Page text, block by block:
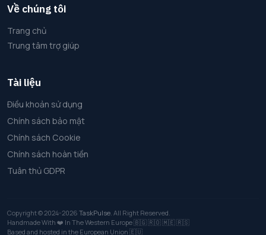
Về chúng tôi
Trang chủ
Trung tâm trợ giúp
Tài liệu
Điều khoản sử dụng
Chính sách bảo mật
Chính sách Cookie
Chính sách hoàn tiền
Tuân thủ GDPR
Copyright © 2024-2026 TaskPulse. All Right Reserved.
Handmade With ❤️ In The Western Europe 🇧🇬 🇷🇴 🇲🇪 🇷🇸
Based and hosted in the European Union 🇪🇺